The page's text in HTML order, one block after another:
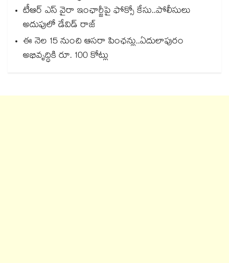
టీఆర్ ఎస్ వైరా ఇంఛార్జీపై ఫోక్సో కేసు..పోలీసులు
అదుపులో డేవిడ్ రాజ్
ఈ నెల 15 నుంచి ఆసరా పింఛన్లు..ఏదులాపురం
అభివృద్ధికి రూ. 100 కోట్లు